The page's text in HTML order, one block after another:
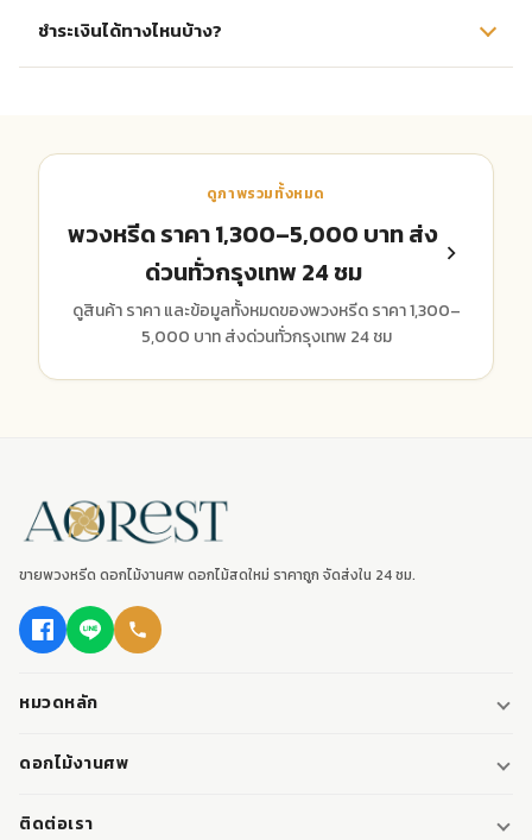
ชำระเงินได้ทางไหนบ้าง?
ดูภาพรวมทั้งหมด
พวงหรีด ราคา 1,300–5,000 บาท ส่ง
ด่วนทั่วกรุงเทพ 24 ชม
ดูสินค้า ราคา และข้อมูลทั้งหมดของพวงหรีด ราคา 1,300–
5,000 บาท ส่งด่วนทั่วกรุงเทพ 24 ชม
ขายพวงหรีด ดอกไม้งานศพ ดอกไม้สดใหม่ ราคาถูก จัดส่งใน 24 ชม.
หมวดหลัก
พวงหรีดมาลา
ดอกไม้งานศพ
ติดต่อเรา